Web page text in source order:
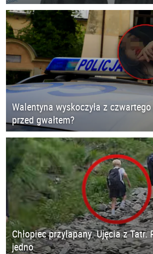
Walentyna wyskoczyła z
przed gwałtem?
Chłopiec przyłapany. Ujęcia z
jedno